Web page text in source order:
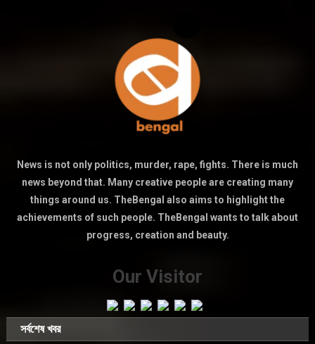
News is not only politics, murder, rape, fights. There is much
news beyond that. Many creative people are creating many
things around us. TheBengal also aims to highlight the
achievements of such people. TheBengal wants to talk about
progress, creation and beauty.
Our Visitor
সর্বশেষ খবর